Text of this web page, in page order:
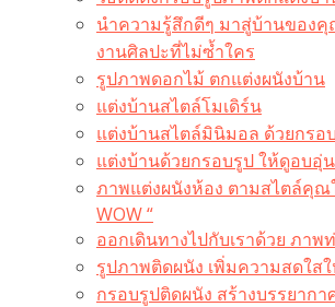
นำความรู้สึกดีๆ มาสู่บ้านของ
งานศิลปะที่ไม่ซ้ำใคร
รูปภาพดอกไม้ ตกแต่งผนังบ้าน
แต่งบ้านสไตล์โมเดิร์น
แต่งบ้านสไตล์มินิมอล ด้วยกรอ
แต่งบ้านด้วยกรอบรูป ให้ดูอบอุ่
ภาพแต่งผนังห้อง ตามสไตล์คุณ
WOW “
ออกเดินทางไปกับเราด้วย ภาพ
รูปภาพติดผนัง เพิ่มความสดใ
กรอบรูปติดผนัง สร้างบรรยาก